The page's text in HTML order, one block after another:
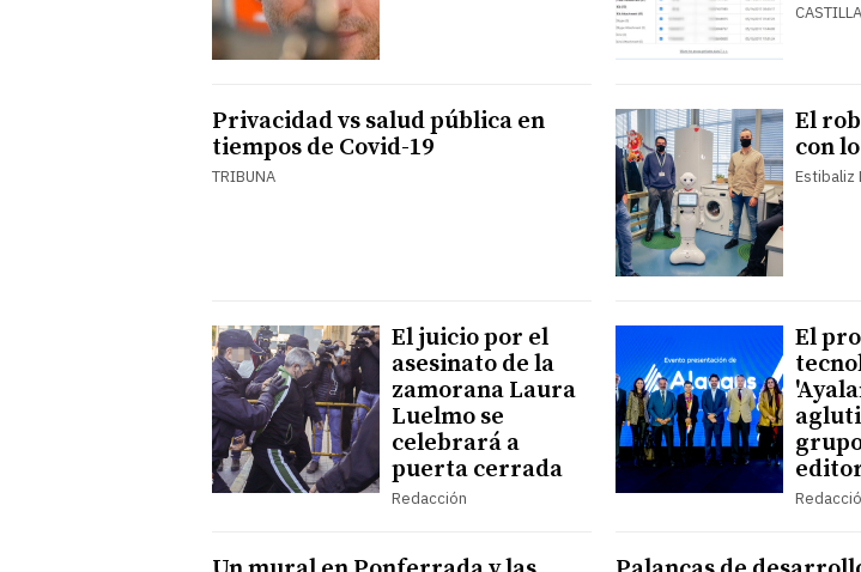
Privacidad vs salud pública en
tiempos de Covid-19
TRIBUNA
El
con
Estibaliz
El juicio por el
asesinato de la
zamorana Laura
Luelmo se
celebrará a
puerta cerrada
Redacción
El